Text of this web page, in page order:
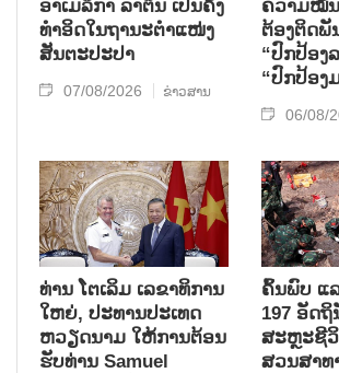
ອາເມລິກາ ລາຕິນ ເປັນຄັ້ງ
ທຳອິດໃນຖານະຕຳແໜ່ງ
ສັນຕະປະປາ
07/08/2026 ຂ່າວສານ
ຄວາມໝັ້ນ
ຕ້ອງຕິດພັ
“ປົກປ້ອງ
“ປົກປ້ອງ
06/08/
ທ່ານ ໂຕ​ເລິມ ເລ​ຂາ​ທິ​ການ​
ໃຫຍ່, ປະ​ທານ​ປະ​ເທດ ​
ຫວຽດ​ນາມ ໃຫ້​ການ​ຕ້ອນ​
ຮັບ​ທ່ານ Samuel
ຄົ້ນ​ພົບ ແ
197 ອັດ​
ສະຫຼະ​ຊີ​ວິ
ສວນ​ສາ​ທ